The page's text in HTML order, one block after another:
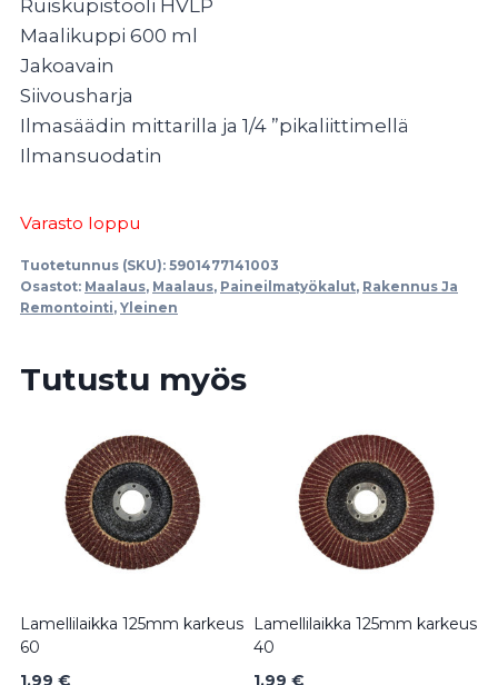
Ruiskupistooli HVLP
Maalikuppi 600 ml
Jakoavain
Siivousharja
Ilmasäädin mittarilla ja 1/4 ”pikaliittimellä
Ilmansuodatin
Varasto loppu
Tuotetunnus (SKU): 5901477141003
Osastot: Maalaus, Maalaus, Paineilmatyökalut, Rakennus Ja
Remontointi, Yleinen
Tutustu myös
Lamellilaikka 125mm karkeus
60
1,99 €
Lamellilaikka 125mm karkeus
40
1,99 €